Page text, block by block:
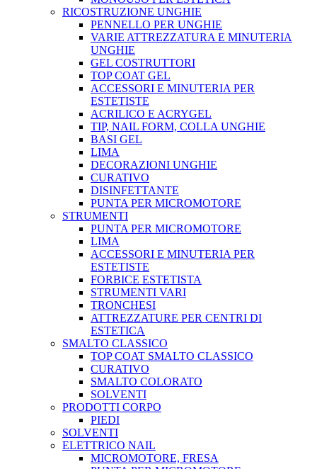
RICOSTRUZIONE UNGHIE
PENNELLO PER UNGHIE
VARIE ATTREZZATURA E MINUTERIA
UNGHIE
GEL COSTRUTTORI
TOP COAT GEL
ACCESSORI E MINUTERIA PER
ESTETISTE
ACRILICO E ACRYGEL
TIP, NAIL FORM, COLLA UNGHIE
BASI GEL
LIMA
DECORAZIONI UNGHIE
CURATIVO
DISINFETTANTE
PUNTA PER MICROMOTORE
STRUMENTI
PUNTA PER MICROMOTORE
LIMA
ACCESSORI E MINUTERIA PER
ESTETISTE
FORBICE ESTETISTA
STRUMENTI VARI
TRONCHESI
ATTREZZATURE PER CENTRI DI
ESTETICA
SMALTO CLASSICO
TOP COAT SMALTO CLASSICO
CURATIVO
SMALTO COLORATO
SOLVENTI
PRODOTTI CORPO
PIEDI
SOLVENTI
ELETTRICO NAIL
MICROMOTORE, FRESA